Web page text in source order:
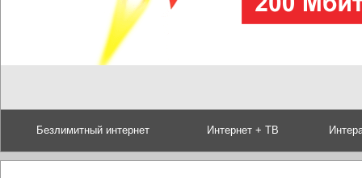
Безлимитный интернет Интернет + ТВ